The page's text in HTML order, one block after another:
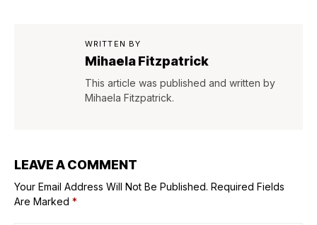
WRITTEN BY
Mihaela Fitzpatrick
This article was published and written by
Mihaela Fitzpatrick.
LEAVE A COMMENT
Your Email Address Will Not Be Published. Required Fields
Are Marked *